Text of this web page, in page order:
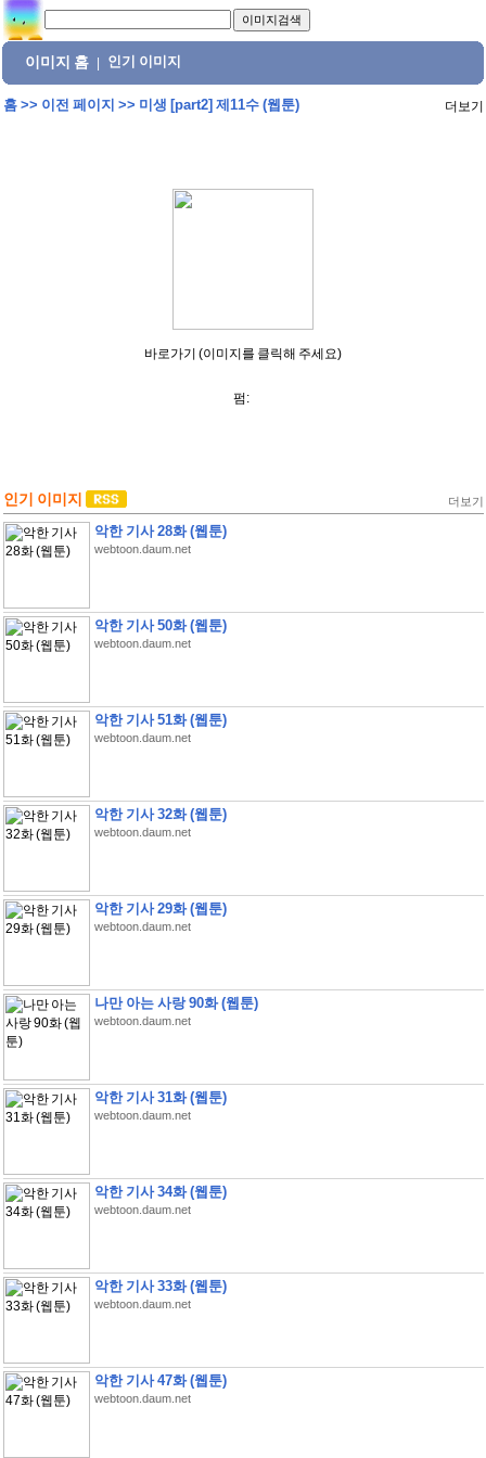
이미지 홈 인기 이미지
홈>> 이전 페이지 >> 미생 [part2] 제11수 (웹툰) 더보기
바로가기 (이미지를 클릭해 주세요)
펌:
인기 이미지 더보기
악한 기사 28화 (웹툰)
webtoon.daum.net
악한 기사 50화 (웹툰)
webtoon.daum.net
악한 기사 51화 (웹툰)
webtoon.daum.net
악한 기사 32화 (웹툰)
webtoon.daum.net
악한 기사 29화 (웹툰)
webtoon.daum.net
나만 아는 사랑 90화 (웹툰)
webtoon.daum.net
악한 기사 31화 (웹툰)
webtoon.daum.net
악한 기사 34화 (웹툰)
webtoon.daum.net
악한 기사 33화 (웹툰)
webtoon.daum.net
악한 기사 47화 (웹툰)
webtoon.daum.net